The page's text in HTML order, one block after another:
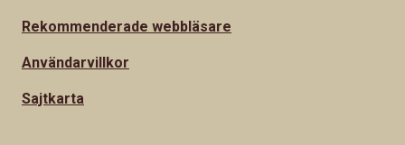
Rekommenderade webbläsare
Användarvillkor
Sajtkarta